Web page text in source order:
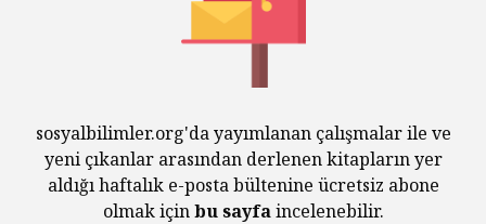
sosyalbilimler.org'da yayımlanan çalışmalar ile ve
yeni çıkanlar arasından derlenen kitapların yer
aldığı haftalık e-posta bültenine ücretsiz abone
olmak içinbu sayfaincelenebilir.